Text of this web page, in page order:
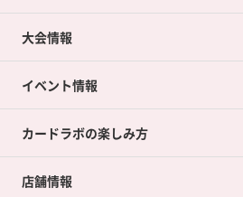
大会情報
イベント情報
カードラボの楽しみ方
店舗情報